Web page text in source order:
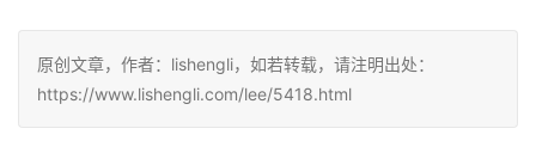
原创文章，作者：lishengli，如若转载，请注明出处：
https://www.lishengli.com/lee/5418.html